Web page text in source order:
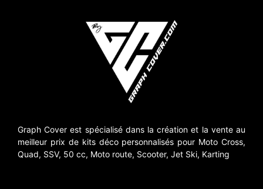
Graph Cover est spécialisé dans la création et la vente au
meilleur prix de kits déco personnalisés pour Moto Cross,
Quad, SSV, 50 cc, Moto route, Scooter, Jet Ski, Karting